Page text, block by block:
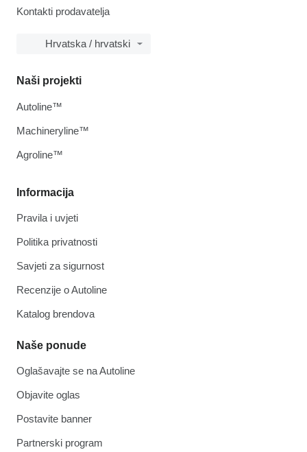
Kontakti prodavatelja
Hrvatska / hrvatski
Informacija
Pravila i uvjeti
Politika privatnosti
Savjeti za sigurnost
Recenzije o Autoline
Katalog brendova
Naše ponude
Oglašavajte se na Autoline
Objavite oglas
Postavite banner
Partnerski program
Naši projekti
Autoline™
Machineryline™
Agroline™